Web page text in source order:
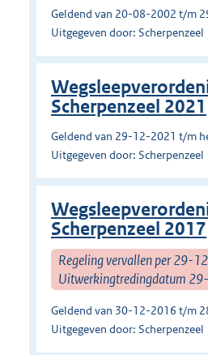
Geldend van 20-08-2002 t/m
Uitgegeven door: Scherpenzeel
Scherpenzeel 2021
Geldend van 29-12-2021 t/m
Uitgegeven door: Scherpenzeel
Scherpenzeel 2017
Regeling vervallen per 29-
Uitwerkingtredingdatum
Geldend van 30-12-2016 t/m
Uitgegeven door: Scherpenzeel